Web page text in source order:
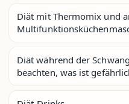
Diät mit Thermomix und
Diät während der
beachten, was ist